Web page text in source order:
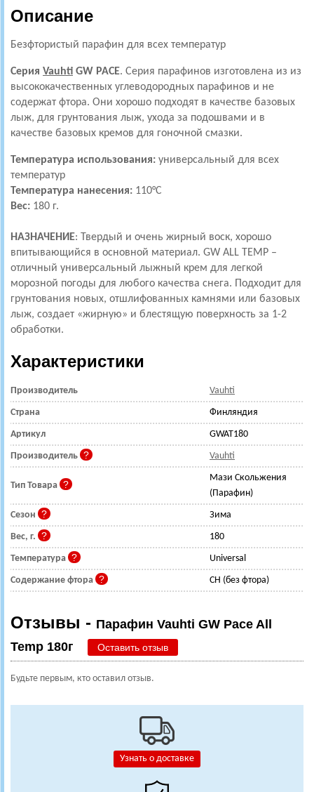
Узнать о доставке
Описание
Безфтористый парафин для всех температур
Серия Vauhti GW PACE. Серия парафинов изготовлена из из
высококачественных углеводородных парафинов и не
содержат фтора. Они хорошо подходят в качестве базовых
лыж, для грунтования лыж, ухода за подошвами и в
качестве базовых кремов для гоночной смазки.
Температура использования: универсальный для всех
температур
Температура нанесения: 110°С
Вес: 180 г.
НАЗНАЧЕНИЕ: Твердый и очень жирный воск, хорошо
впитывающийся в основной материал. GW ALL TEMP –
отличный универсальный лыжный крем для легкой
морозной погоды для любого качества снега. Подходит для
грунтования новых, отшлифованных камнями или базовых
лыж, создает «жирную» и блестящую поверхность за 1-2
обработки.
Характеристики
Производитель Vauhti
Страна Финляндия
Артикул GWAT180
Производитель Vauhti
Тип Товара
Мази Скольжения
(Парафин)
Сезон Зима
Вес, г. 180
Температура Universal
Содержание фтора CH (без фтора)
Отзывы - Парафин Vauhti GW Pace All
Temp 180г
Оставить отзыв
Будьте первым, кто оставил отзыв.